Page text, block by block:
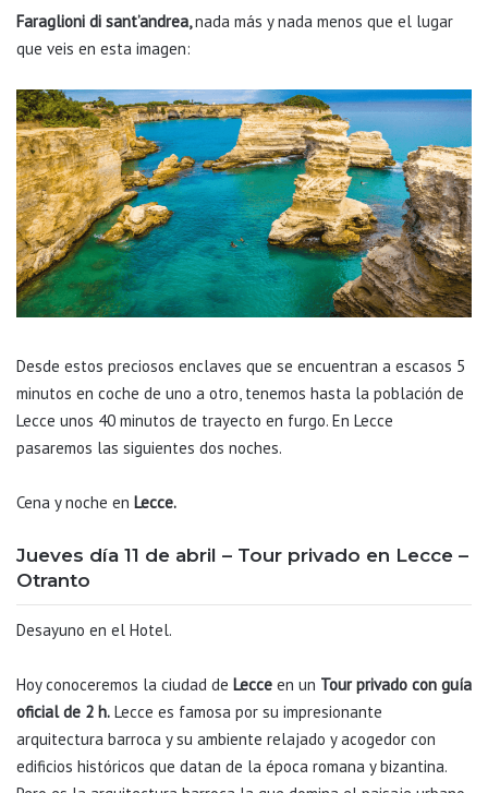
Faraglioni di sant’andrea,nada más y nada menos que el lugar
que veis en esta imagen:
Desde estos preciosos enclaves que se encuentran a escasos 5
minutos en coche de uno a otro, tenemos hasta la población de
Lecce unos 40 minutos de trayecto en furgo. En Lecce
pasaremos las siguientes dos noches.
Cena y noche en Lecce.
Jueves día 11 de abril – Tour privado en Lecce –
Otranto
Desayuno en el Hotel.
Hoy conoceremos la ciudad de Lecce en un Tour privado con guía
oficial de 2 h. Lecce es famosa por su impresionante
arquitectura barroca y su ambiente relajado y acogedor con
edificios históricos que datan de la época romana y bizantina.